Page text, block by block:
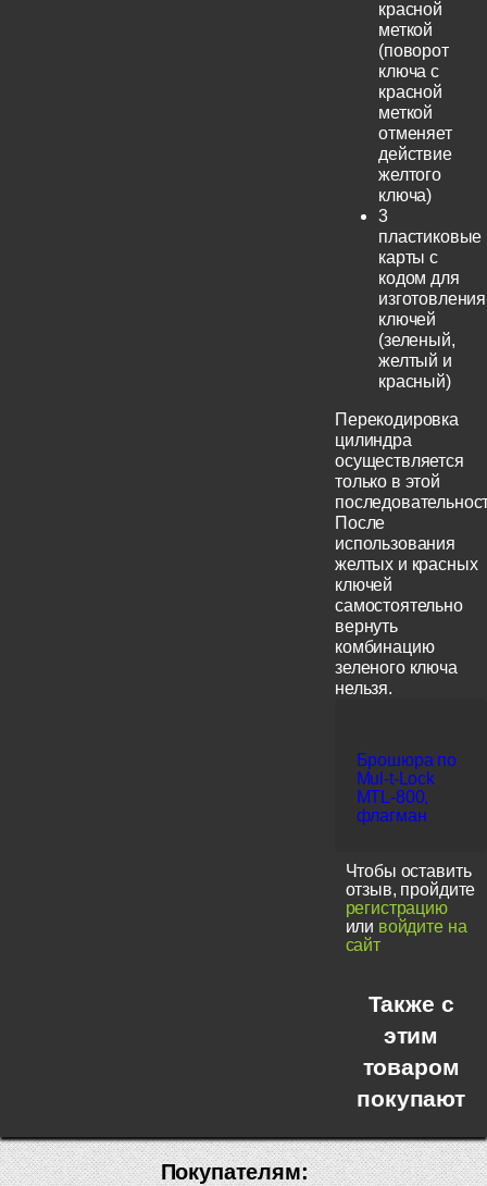
красной
меткой
(поворот
ключа с
красной
меткой
отменяет
действие
желтого
ключа)
3
пластиковые
карты с
кодом для
изготовления
ключей
(зеленый,
желтый и
красный)
Перекодировка
цилиндра
осуществляется
только в этой
После
использования
желтых и красных
ключей
самостоятельно
вернуть
комбинацию
зеленого ключа
нельзя.
Брошюра по
Mul-t-Lock
MTL-800,
флагман
Чтобы оставить
отзыв, пройдите
регистрацию
или войдите на
сайт
Также с
этим
товаром
покупают
Покупателям: